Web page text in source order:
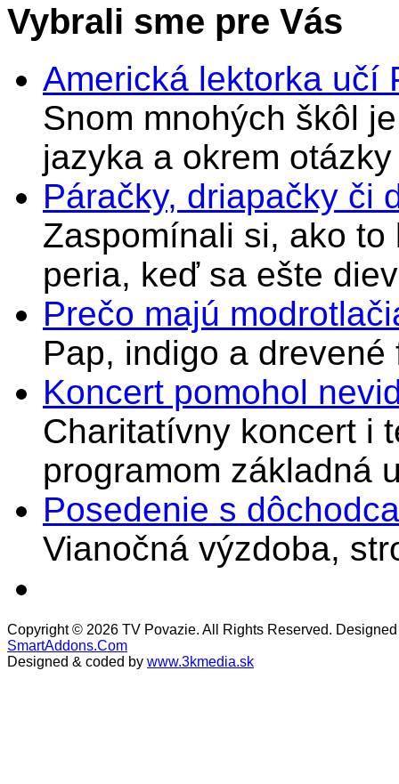
Vybrali sme pre Vás
Americká lektorka učí
Snom mnohých škôl
jazyka a okrem
Páračky, driapačky či
Zaspomínali si, ako
peria, keď sa ešte
Prečo majú
Pap, indigo a drevené
Koncert pomohol
Charitatívny koncert i
programom základná
Posedenie s
Vianočná výzdoba,
Copyright © 2026 TV Povazie. All Rights Reserved.
SmartAddons.Com
Designed & coded by www.3kmedia.sk